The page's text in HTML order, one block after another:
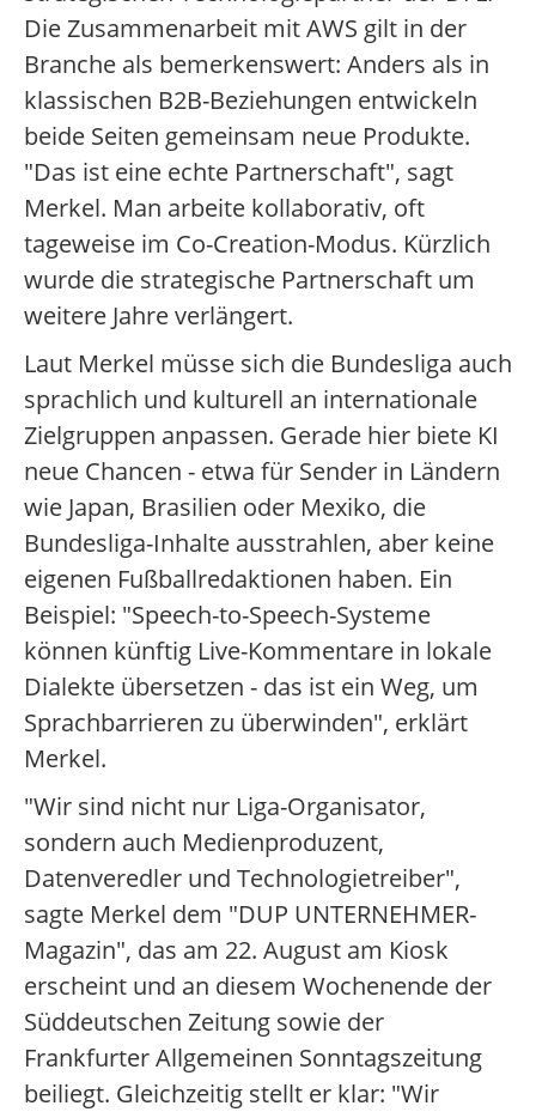
Die Zusammenarbeit mit AWS gilt in der
Branche als bemerkenswert: Anders als in
klassischen B2B-Beziehungen entwickeln
beide Seiten gemeinsam neue Produkte.
"Das ist eine echte Partnerschaft", sagt
Merkel. Man arbeite kollaborativ, oft
tageweise im Co-Creation-Modus. Kürzlich
wurde die strategische Partnerschaft um
weitere Jahre verlängert.
Laut Merkel müsse sich die Bundesliga auch
sprachlich und kulturell an internationale
Zielgruppen anpassen. Gerade hier biete KI
neue Chancen - etwa für Sender in Ländern
wie Japan, Brasilien oder Mexiko, die
Bundesliga-Inhalte ausstrahlen, aber keine
eigenen Fußballredaktionen haben. Ein
Beispiel: "Speech-to-Speech-Systeme
können künftig Live-Kommentare in lokale
Dialekte übersetzen - das ist ein Weg, um
Sprachbarrieren zu überwinden", erklärt
Merkel.
"Wir sind nicht nur Liga-Organisator,
sondern auch Medienproduzent,
Datenveredler und Technologietreiber",
sagte Merkel dem "DUP UNTERNEHMER-
Magazin", das am 22. August am Kiosk
erscheint und an diesem Wochenende der
Süddeutschen Zeitung sowie der
Frankfurter Allgemeinen Sonntagszeitung
beiliegt. Gleichzeitig stellt er klar: "Wir